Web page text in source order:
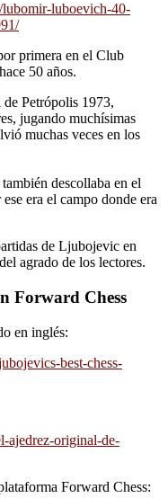
luboevich-40-
primera en el Club
50 años.
Petrópolis 1973,
jugando muchísimas
muchas veces en los
descollaba en el
era el campo donde era
de Ljubojevic en
agrado de los lectores.
Forward Chess
en inglés:
best-chess-
ajedrez-original-de-
Forward Chess: